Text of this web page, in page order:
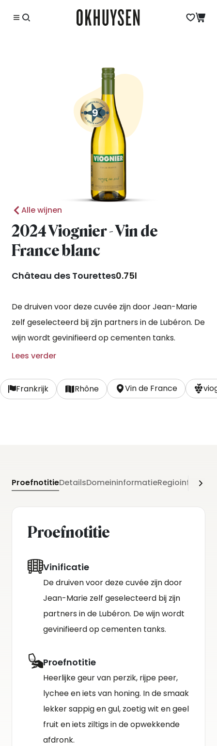
Alle wijnen
2024 Viognier - Vin de
France blanc
Château des Tourettes0.75l
De druiven voor deze cuvée zijn door Jean-Marie
zelf geselecteerd bij zijn partners in de Lubéron. De
wijn wordt gevinifieerd op cementen tanks.
Lees verder
Frankrijk Rhône Vin de France
ProefnotitieDetailsDomeininformatie
Proefnotitie
Vinificatie
De druiven voor deze cuvée zijn door
Jean-Marie zelf geselecteerd bij zijn
partners in de Lubéron. De wijn wordt
gevinifieerd op cementen tanks.
Proefnotitie
Heerlijke geur van perzik, rijpe peer,
lychee en iets van honing. In de smaak
lekker sappig en gul, zoetig wit en geel
fruit en iets ziltigs in de opwekkende
afdronk.